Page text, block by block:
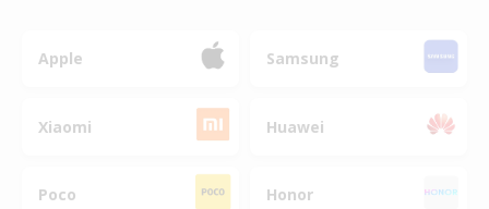
Apple Samsung
Xiaomi Huawei
Poco Honor